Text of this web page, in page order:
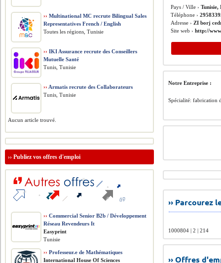
Pays / Ville ›Tunisie,
Téléphone ›
Adresse ›ZI borj
Site web ›http://
Notre Entreprise :
Spécialité: fabrication
››
1000804 | 2 | 214
›› Offres
›› Multinational MC recrute Bilingual Sales
Representatives French / English
Toutes les régions, Tunisie
›› IKI Assurance recrute des Conseillers
Mutuelle Santé
Tunis, Tunisie
›› Armatis recrute des Collaborateurs
Tunis, Tunisie
Aucun article trouvé.
››Publiez vos offres d'emploi
›› Commercial Senior B2b / Développement
Réseau Revendeurs It
Easyprint
Tunisie
›› Professeur.e de Mathématiques
International House Of Sciences